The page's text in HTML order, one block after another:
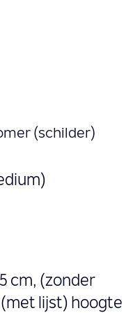
(schilder)
cm, (zonder
lijst) hoogte